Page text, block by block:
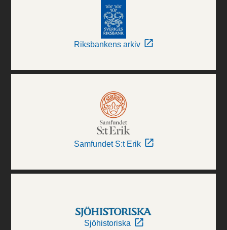
Riksbankens arkiv
Samfundet S:t Erik
Sjöhistoriska